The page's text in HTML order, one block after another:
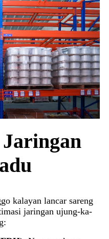
kalayan lancar sareng
jaringan ujung-ka-